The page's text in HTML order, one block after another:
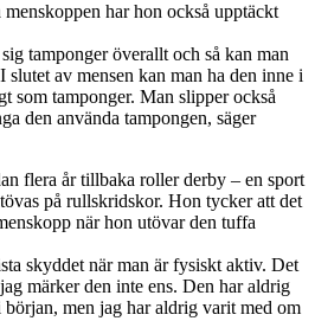
har hon också upptäckt
tamponger överallt och så kan man
slutet av mensen kan man ha den inne i
som tamponger. Man slipper också
den använda tampongen, säger
flera år tillbaka roller derby – en sport
på rullskridskor. Hon tycker att det
när hon utövar den tuffa
skyddet när man är fysiskt aktiv. Det
märker den inte ens. Den har aldrig
men jag har aldrig varit med om